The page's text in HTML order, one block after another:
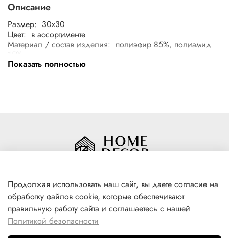
Описание
Размер: 30x30
Цвет: в ассортименте
Материал / состав изделия: полиэфир 85%, полиамид
15%
Показать полностью
+7(996) 316 00 81
г. Якутск, ул. Лермонтова 102
Продолжая использовать наш сайт, вы даете согласие на
обработку файлов cookie, которые обеспечивают
правильную работу сайта и соглашаетесь с нашей
Политикой безопасности